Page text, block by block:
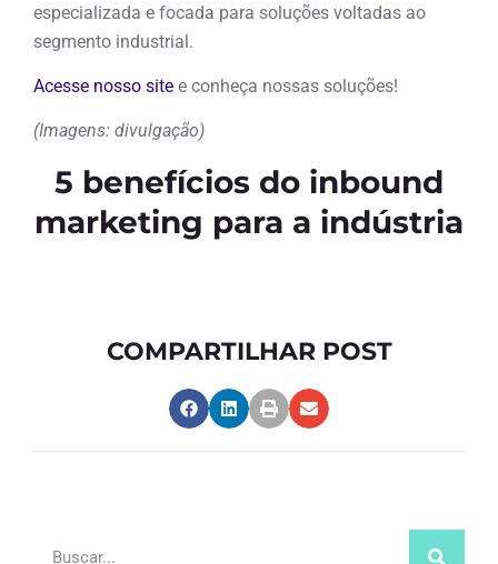
especializada e focada para soluções voltadas ao
segmento industrial.
Acesse nosso site e conheça nossas soluções!
(Imagens: divulgação)
5 benefícios do inbound
marketing para a indústria
COMPARTILHAR POST